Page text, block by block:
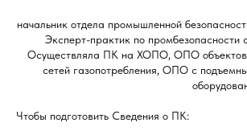
начальник отдела промышленной
Эксперт-практик по промбезопасности
Осуществляла ПК на ХОПО, ОПО
сетей газопотребления, ОПО с
Чтобы подготовить Сведения о ПК: